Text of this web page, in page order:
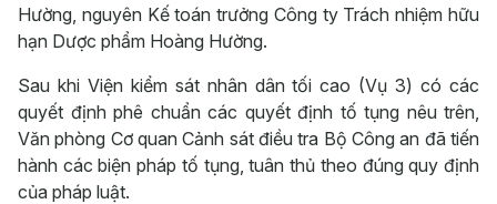
Hường, nguyên Kế toán trưởng Công ty Trách nhiệm hữu
hạn Dược phẩm Hoàng Hường.
Sau khi Viện kiểm sát nhân dân tối cao (Vụ 3) có các
quyết định phê chuẩn các quyết định tố tụng nêu trên,
Văn phòng Cơ quan Cảnh sát điều tra Bộ Công an đã tiến
hành các biện pháp tố tụng, tuân thủ theo đúng quy định
của pháp luật.